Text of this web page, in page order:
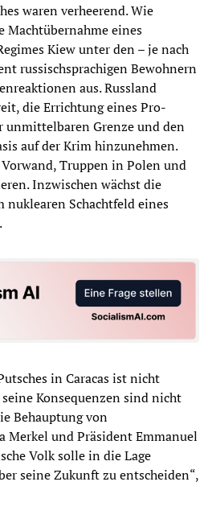
waren verheerend. Wie
Machtübernahme eines
Kiew unter den – je nach
russischsprachigen Bewohnern
aus. Russland
die Errichtung eines Pro-
unmittelbaren Grenze und den
auf der Krim hinzunehmen.
Truppen in Polen und
Inzwischen wächst die
nuklearen Schachtfeld eines
in Caracas ist nicht
Konsequenzen sind nicht
Behauptung von
Merkel und Präsident Emmanuel
Volk solle in die Lage
seine Zukunft zu entscheiden“,